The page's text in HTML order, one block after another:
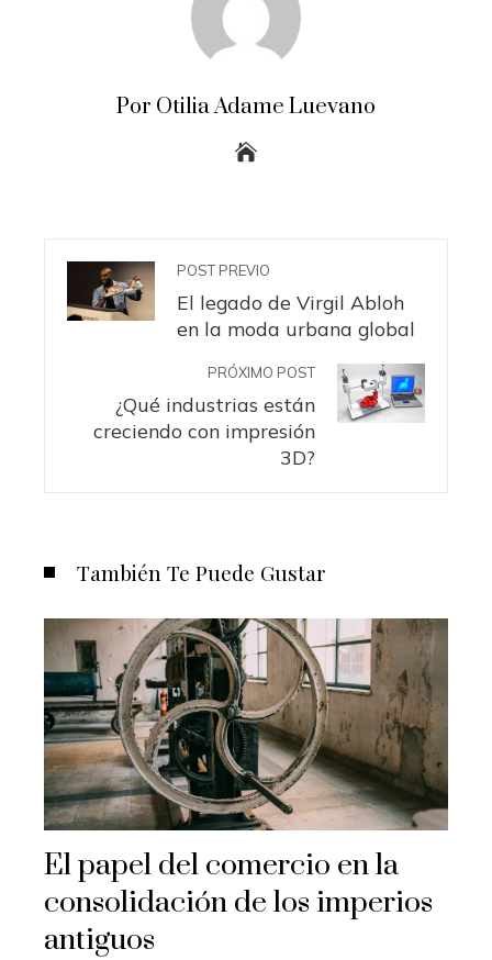
Por Otilia Adame Luevano
POST PREVIO
El legado de Virgil Abloh
en la moda urbana global
PRÓXIMO POST
¿Qué industrias están
creciendo con impresión
3D?
También Te Puede Gustar
El papel del comercio en la
consolidación de los imperios
antiguos